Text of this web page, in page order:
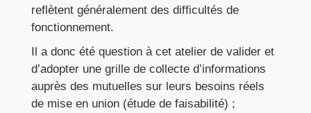
reflètent généralement des difficultés de
fonctionnement.
Il a donc été question à cet atelier de valider et
d’adopter une grille de collecte d’informations
auprès des mutuelles sur leurs besoins réels
de mise en union (étude de faisabilité) ;